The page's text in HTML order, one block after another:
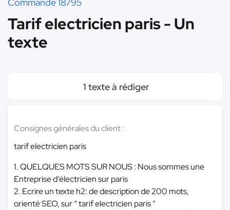
Tarif electricien paris - Un
texte
1 texte à rédiger
Consignes générales du client :
tarif electricien paris
1. QUELQUES MOTS SUR NOUS : Nous sommes une
Entreprise d’électricien sur paris
2. Ecrire un texte h2: de description de 200 mots,
orienté SEO, sur “ tarif electricien paris ”